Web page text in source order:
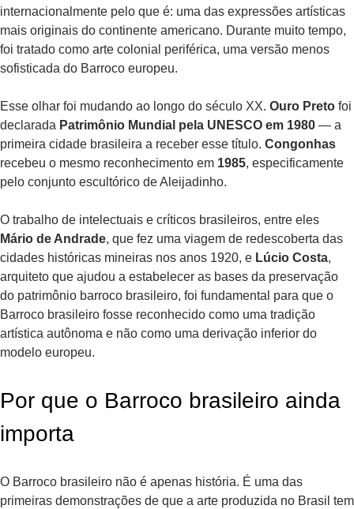
internacionalmente pelo que é: uma das expressões artísticas
mais originais do continente americano. Durante muito tempo,
foi tratado como arte colonial periférica, uma versão menos
sofisticada do Barroco europeu.
Esse olhar foi mudando ao longo do século XX. Ouro Preto foi
declarada Patrimônio Mundial pela UNESCO em 1980 — a
primeira cidade brasileira a receber esse título. Congonhas
recebeu o mesmo reconhecimento em 1985, especificamente
pelo conjunto escultórico de Aleijadinho.
O trabalho de intelectuais e críticos brasileiros, entre eles
Mário de Andrade, que fez uma viagem de redescoberta das
cidades históricas mineiras nos anos 1920, e Lúcio Costa,
arquiteto que ajudou a estabelecer as bases da preservação
do patrimônio barroco brasileiro, foi fundamental para que o
Barroco brasileiro fosse reconhecido como uma tradição
artística autônoma e não como uma derivação inferior do
modelo europeu.
Por que o Barroco brasileiro ainda
importa
O Barroco brasileiro não é apenas história. É uma das
primeiras demonstrações de que a arte produzida no Brasil tem